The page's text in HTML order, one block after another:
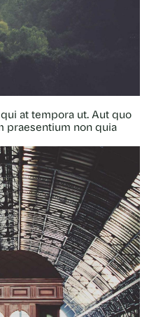
at tempora ut. Aut quo
praesentium non quia